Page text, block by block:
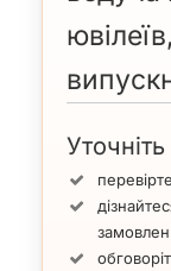
Уточніть